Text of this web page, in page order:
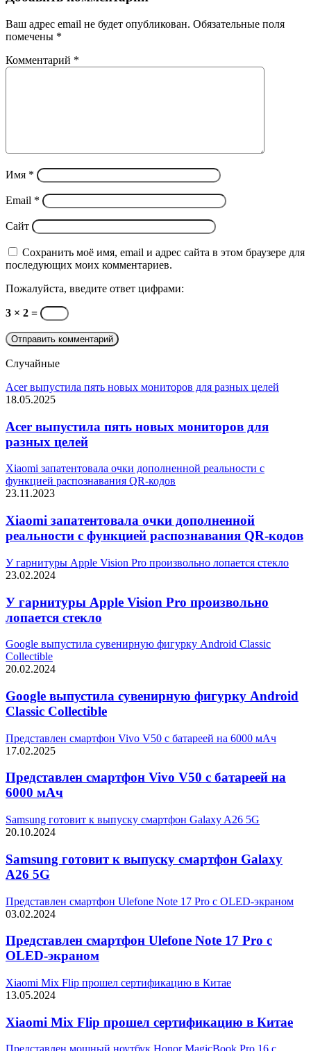
Ваш адрес email не будет опубликован. Обязательные поля
помечены *
Комментарий *
Имя *
Email *
Сайт
Сохранить моё имя, email и адрес сайта в этом браузере для
последующих моих комментариев.
Пожалуйста, введите ответ цифрами:
3 × 2 =
Случайные
Acer выпустила пять новых мониторов для разных целей
18.05.2025
Acer выпустила пять новых мониторов для
разных целей
Xiaomi запатентовала очки дополненной реальности с
функцией распознавания QR-кодов
23.11.2023
Xiaomi запатентовала очки дополненной
реальности с функцией распознавания QR-кодов
У гарнитуры Apple Vision Pro произвольно лопается стекло
23.02.2024
У гарнитуры Apple Vision Pro произвольно
лопается стекло
Google выпустила сувенирную фигурку Android Classic
Collectible
20.02.2024
Google выпустила сувенирную фигурку Android
Classic Collectible
Представлен смартфон Vivo V50 с батареей на 6000 мАч
17.02.2025
Представлен смартфон Vivo V50 с батареей на
6000 мАч
Samsung готовит к выпуску смартфон Galaxy A26 5G
20.10.2024
Samsung готовит к выпуску смартфон Galaxy
A26 5G
Представлен смартфон Ulefone Note 17 Pro с OLED-экраном
03.02.2024
Представлен смартфон Ulefone Note 17 Pro с
OLED-экраном
Xiaomi Mix Flip прошел сертификацию в Китае
13.05.2024
Xiaomi Mix Flip прошел сертификацию в Китае